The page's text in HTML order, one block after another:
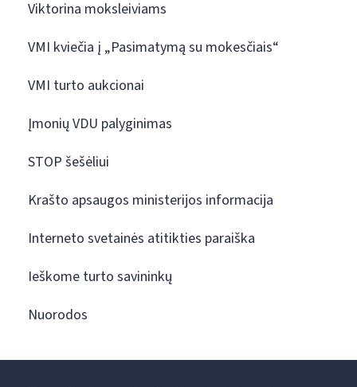
Viktorina moksleiviams
VMI kviečia į „Pasimatymą su mokesčiais“
VMI turto aukcionai
Įmonių VDU palyginimas
STOP šešėliui
Krašto apsaugos ministerijos informacija
Interneto svetainės atitikties paraiška
Ieškome turto savininkų
Nuorodos